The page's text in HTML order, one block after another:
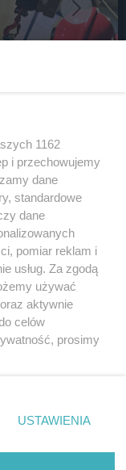
fot:
wstać
z portali
sięz nami
1162
i przechowujemy
dane
standardowe
dane
pomiar reklam i
usług. Za zgodą
używać
aktywnie
celów
prosimy
rogu strony
nie wymagają
się
USTAWIENIA